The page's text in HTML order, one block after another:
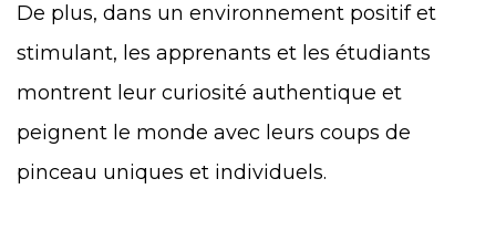
De plus, dans un environnement positif et
stimulant, les apprenants et les étudiants
montrent leur curiosité authentique et
peignent le monde avec leurs coups de
pinceau uniques et individuels.